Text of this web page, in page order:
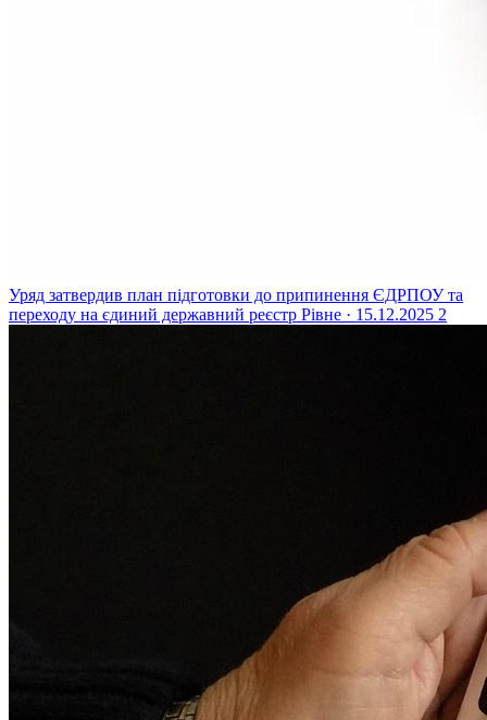
Уряд затвердив план підготовки до припинення ЄДРПОУ та
переходу на єдиний державний реєстр Рівне · 15.12.2025 2